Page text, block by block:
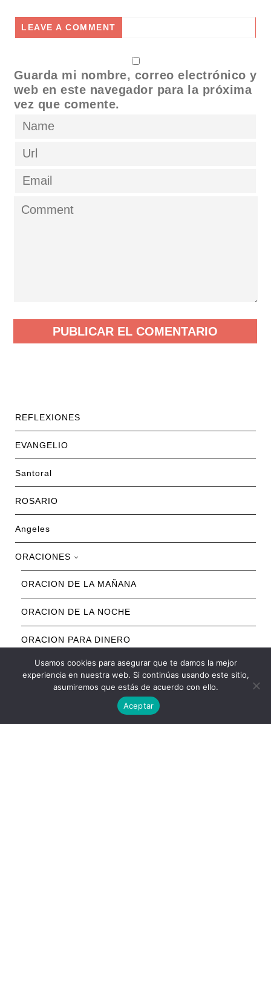
LEAVE A COMMENT
Guarda mi nombre, correo electrónico y
web en este navegador para la próxima
vez que comente.
REFLEXIONES
EVANGELIO
Santoral
ROSARIO
Angeles
ORACIONES
ORACION DE LA MAÑANA
ORACION DE LA NOCHE
ORACION PARA DINERO
ORACION PARA SALUD
ORACION PARA EL AMOR
ORACION A SANTOS
Usamos cookies para asegurar que te damos la mejor
experiencia en nuestra web. Si continúas usando este sitio,
asumiremos que estás de acuerdo con ello.
Aceptar